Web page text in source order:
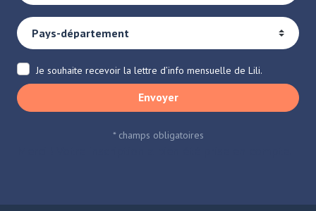
Je souhaite recevoir la lettre d’info mensuelle de Lili.
Envoyer
* champs obligatoires